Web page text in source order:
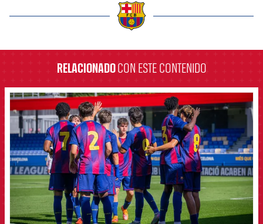
RELACIONADOCON ESTE CONTENIDO
FCB Barcelona badge